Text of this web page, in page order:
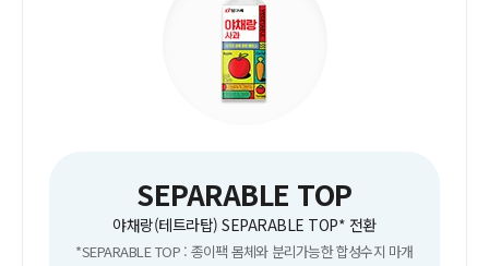
SEPARABLE TOP
야채랑(테트라탑)SEPARABLE TOP* 전환
*SEPARABLE TOP : 종이팩 몸체와 분리가능한 합성수지 마개